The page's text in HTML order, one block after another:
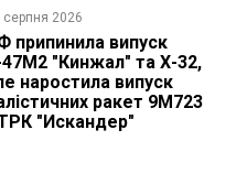
серпня 2026
припинила випуск
"Кинжал" та Х-32,
наростила випуск
ракет 9М723
"Искандер"